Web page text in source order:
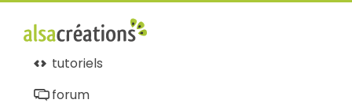
tutoriels
forum